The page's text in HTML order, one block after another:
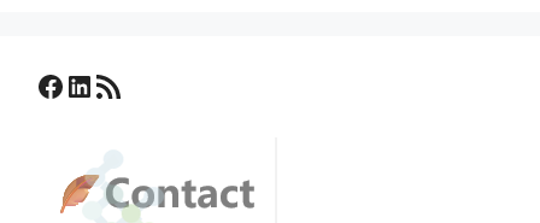
Facebook
LinkedIn
Flux RSS